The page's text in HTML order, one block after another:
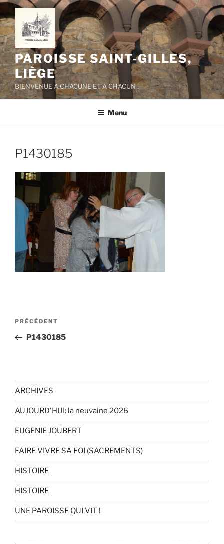
Aller
au
contenu
principal
PAROISSE SAINT-GILLES,
LIÈGE
BIENVENUE A CHACUNE ET A CHACUN !
Menu
P1430185
Navigation
l’article
Article
précédent
PRÉCÉDENT
P1430185
ARCHIVES
AUJOURD'HUI: la neuvaine 2026
EUGENIE JOUBERT
FAIRE VIVRE SA FOI (SACREMENTS)
HISTOIRE
HISTOIRE
UNE PAROISSE QUI VIT !